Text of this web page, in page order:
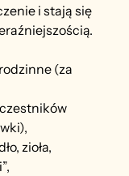
i stają się
(za
zioła,